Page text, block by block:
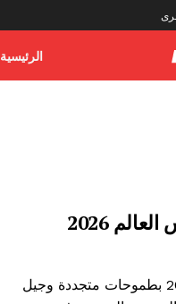
الرئيسية
يدخل المنتخب التونسي كأس العالم 2026 بطموحات متجددة وجيل